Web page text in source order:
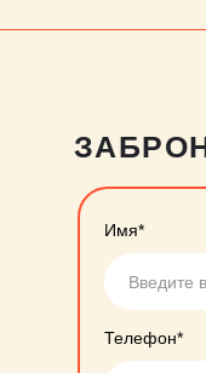
Имя*
Телефон*